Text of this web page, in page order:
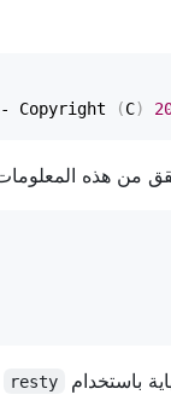
Copyright (C)
من هذه
resty